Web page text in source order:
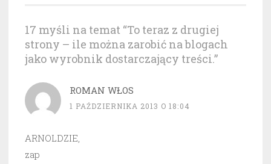
17 myśli na temat “To teraz z drugiej
strony – ile można zarobić na blogach
jako wyrobnik dostarczający treści.”
ROMAN WŁOS
1 PAŹDZIERNIKA 2013 O 18:04
ARNOLDZIE,
zap